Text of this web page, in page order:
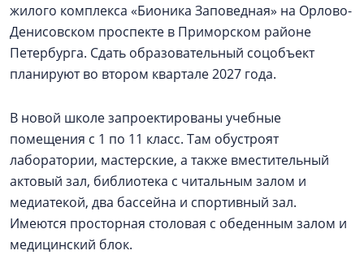
жилого комплекса «Бионика Заповедная» на Орлово-
Денисовском проспекте в Приморском районе
Петербурга. Сдать образовательный соцобъект
планируют во втором квартале 2027 года.
В новой школе запроектированы учебные
помещения с 1 по 11 класс. Там обустроят
лаборатории, мастерские, а также вместительный
актовый зал, библиотека с читальным залом и
медиатекой, два бассейна и спортивный зал.
Имеются просторная столовая с обеденным залом и
медицинский блок.